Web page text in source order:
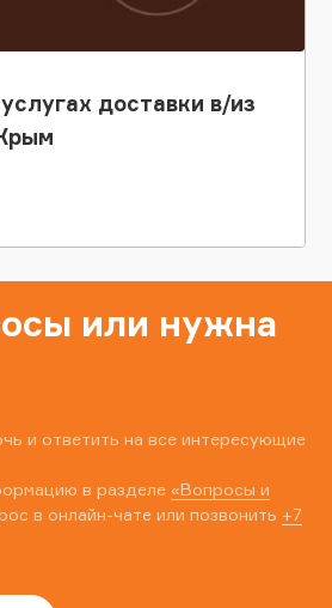
доставки в/из
или нужна
и ответить на все интересующие
в разделе «Вопросы и
в онлайн-чате или позвонить +7